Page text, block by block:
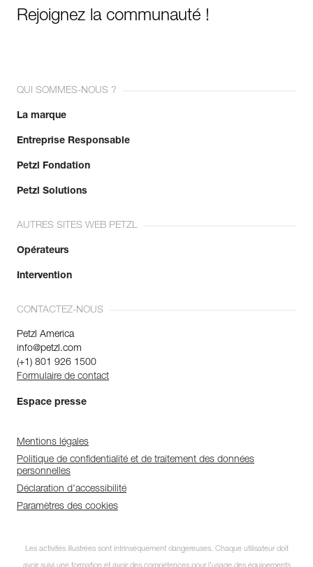
Rejoignez la communauté !
QUI SOMMES-NOUS ?
La marque
Entreprise Responsable
Petzl Fondation
Petzl Solutions
AUTRES SITES WEB PETZL
Opérateurs
Intervention
CONTACTEZ-NOUS
Petzl America
info@petzl.com
(+1) 801 926 1500
Formulaire de contact
Espace presse
Mentions légales
Politique de confidentialité et de traitement des données
personnelles
Déclaration d'accessibilité
Paramètres des cookies
Les activités illustrées sont intrinsèquement dangereuses. Chaque utilisateur doit